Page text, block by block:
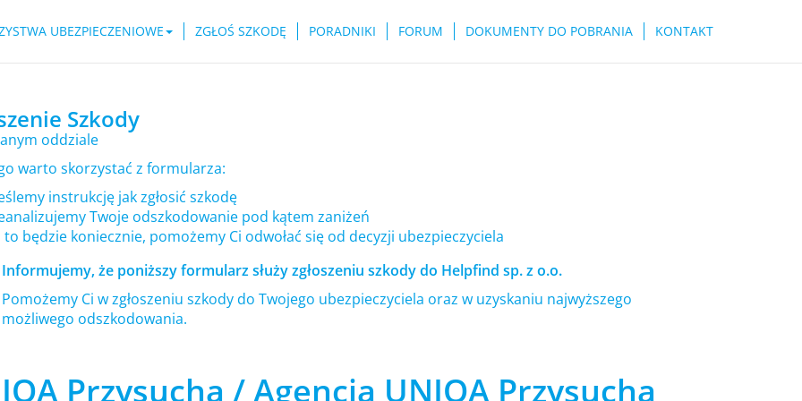
UBEZPIECZENIOWE ZGŁOŚ SZKODĘ PORADNIKI FORUM DOKUMENTY DO POBRANIA KONTAKT
Szkody
oddziale
warto skorzystać z formularza:
instrukcję jak zgłosić szkodę
Twoje odszkodowanie pod kątem zaniżeń
będzie koniecznie, pomożemy Ci odwołać się od decyzji ubezpieczyciela
Informujemy, że poniższy formularz służy zgłoszeniu szkody do Helpfind sp. z o.o.
Pomożemy Ci w zgłoszeniu szkody do Twojego ubezpieczyciela oraz w uzyskaniu najwyższego
możliwego odszkodowania.
Przysucha / Agencja UNIQA Przysucha